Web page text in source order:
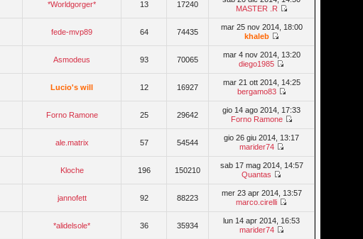
*Worldgorger* 13 17240
MASTER .R
fede-mvp89 64 74435
mar 25 nov 2014, 18:00
khaleb
Asmodeus 93 70065
mar 4 nov 2014, 13:20
diego1985
Lucio's will 12 16927
mar 21 ott 2014, 14:25
bergamo83
Forno Ramone 25 29642
gio 14 ago 2014, 17:33
Forno Ramone
ale.matrix 57 54544
gio 26 giu 2014, 13:17
marider74
Kloche 196 150210
sab 17 mag 2014, 14:57
Quantas
jannofett 92 88223
mer 23 apr 2014, 13:57
marco.cirelli
*alidelsole* 36 35934
lun 14 apr 2014, 16:53
marider74